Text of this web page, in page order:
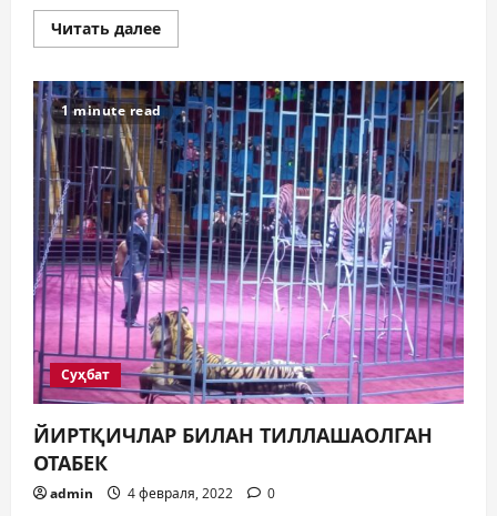
Читать далееПрочитать
больше
ТУБАНЛИККАЧА
ЁХУД
9
ЁШЛИ
ЖИЯНИНИ
ЗЎРЛАГАН
«ТОҒА»
1 minute read
Суҳбат
ЙИРТҚИЧЛАР БИЛАН ТИЛЛАШАОЛГАН
ОТАБЕК
admin 4 февраля, 2022 0